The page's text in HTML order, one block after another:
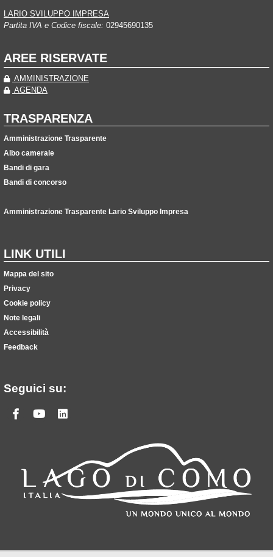
LARIO SVILUPPO IMPRESA
Partita IVA e Codice fiscale: 02945690135
AREE RISERVATE
AMMINISTRAZIONE
AGENDA
TRASPARENZA
Amministrazione Trasparente
Albo camerale
Bandi di gara
Bandi di concorso
Amministrazione Trasparente Lario Sviluppo Impresa
LINK UTILI
Mappa del sito
Privacy
Cookie policy
Note legali
Accessibilità
Feedback
Seguici su:
Facebook
Youtube